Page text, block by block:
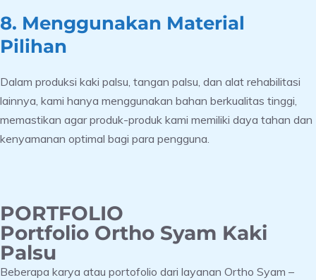
8. Menggunakan Material
Pilihan
Dalam produksi kaki palsu, tangan palsu, dan alat rehabilitasi
lainnya, kami hanya menggunakan bahan berkualitas tinggi,
memastikan agar produk-produk kami memiliki daya tahan dan
kenyamanan optimal bagi para pengguna.
PORTFOLIO
Portfolio Ortho Syam Kaki
Palsu
Beberapa karya atau portofolio dari layanan Ortho Syam –